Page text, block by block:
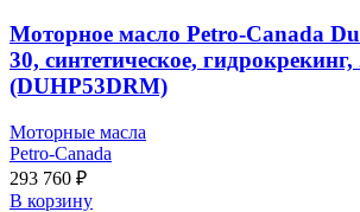
Моторное масло Petro-Canada
30, синтетическое,
(DUHP53DRM)
Моторные масла
Petro-Canada
293 760 ₽
В корзину